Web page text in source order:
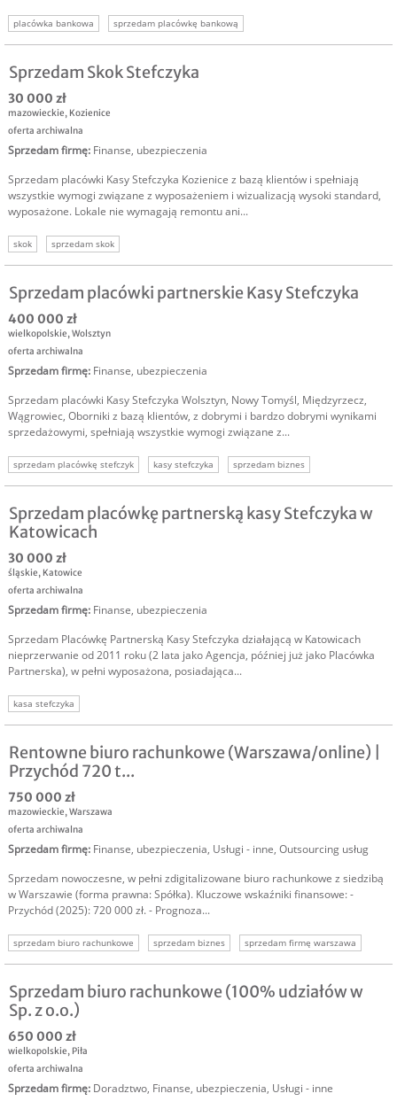
placówka bankowa sprzedam placówkę bankową
Sprzedam Skok Stefczyka
30 000 zł
mazowieckie, Kozienice
oferta archiwalna
Sprzedam firmę: Finanse, ubezpieczenia
Sprzedam placówki Kasy Stefczyka Kozienice z bazą klientów i spełniają
wszystkie wymogi związane z wyposażeniem i wizualizacją wysoki standard,
wyposażone. Lokale nie wymagają remontu ani...
skok sprzedam skok
Sprzedam placówki partnerskie Kasy Stefczyka
400 000 zł
wielkopolskie,Wolsztyn
oferta archiwalna
Sprzedam firmę: Finanse, ubezpieczenia
Sprzedam placówki Kasy Stefczyka Wolsztyn, Nowy Tomyśl, Międzyrzecz,
Wągrowiec, Oborniki z bazą klientów, z dobrymi i bardzo dobrymi wynikami
sprzedażowymi, spełniają wszystkie wymogi związane z...
sprzedam placówkę stefczyk kasy stefczyka
sprzedam biznes
sprzedam firmę
Sprzedam placówkę partnerską kasy Stefczyka w
Katowicach
30 000 zł
śląskie, Katowice
oferta archiwalna
Sprzedam firmę: Finanse, ubezpieczenia
Sprzedam Placówkę Partnerską Kasy Stefczyka działającą w Katowicach
nieprzerwanie od 2011 roku (2 lata jako Agencja, później już jako Placówka
Partnerska), w pełni wyposażona, posiadająca...
kasa stefczyka
Rentowne biuro rachunkowe (Warszawa/online) |
Przychód 720 t...
750 000 zł
mazowieckie,Warszawa
oferta archiwalna
Sprzedam firmę: Finanse, ubezpieczenia, Usługi - inne, Outsourcing usług
Sprzedam nowoczesne, w pełni zdigitalizowane biuro rachunkowe z siedzibą
w Warszawie (forma prawna: Spółka). Kluczowe wskaźniki finansowe: -
Przychód (2025): 720 000 zł. - Prognoza...
sprzedam biuro rachunkowe sprzedam biznes
sprzedam firmę warszawa
sprzedaż firmy warszawa
firma na sprzedaż
Sprzedam biuro rachunkowe (100% udziałów w
Sp. z o.o.)
650 000 zł
wielkopolskie, Piła
oferta archiwalna
Sprzedam firmę: Doradztwo, Finanse, ubezpieczenia, Usługi - inne